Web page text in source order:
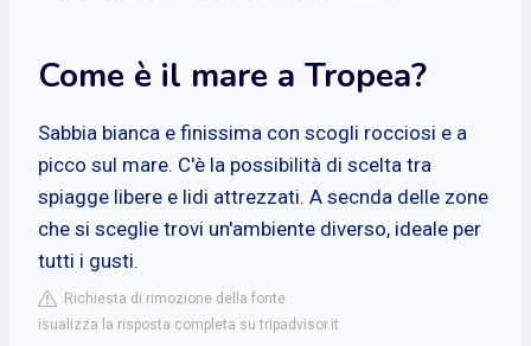
Come è il mare a Tropea?
Sabbia bianca e finissima con scogli rocciosi e a
picco sul mare. C'è la possibilità di scelta tra
spiagge libere e lidi attrezzati. A secnda delle zone
che si sceglie trovi un'ambiente diverso, ideale per
tutti i gusti.
Richiesta di rimozione della fonte
isualizza la risposta completa su tripadvisor.it